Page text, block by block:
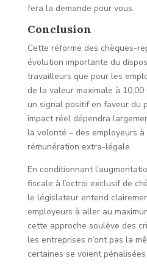
fera la demande pour vous.
Conclusion
Cette réforme des chèques-
évolution importante du
travailleurs que pour les
de la valeur maximale à
un signal positif en faveur du
impact réel dépendra
la volonté – des employeurs
rémunération extra-légale.
En conditionnant
fiscale à l’octroi exclusif de
le législateur entend
employeurs à aller au
cette approche soulève des
les entreprises n’ont pas la
certaines se voient